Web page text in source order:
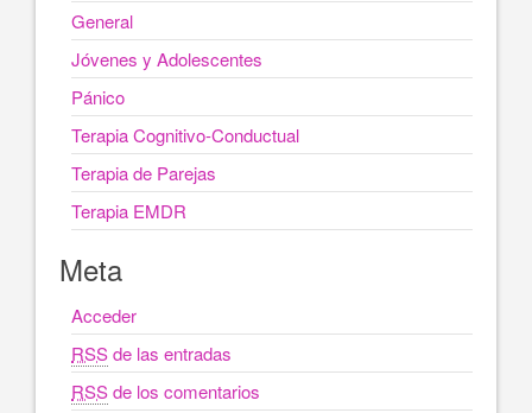
General
Jóvenes y Adolescentes
Pánico
Terapia Cognitivo-Conductual
Terapia de Parejas
Terapia EMDR
Meta
Acceder
RSSde las entradas
RSSde los comentarios